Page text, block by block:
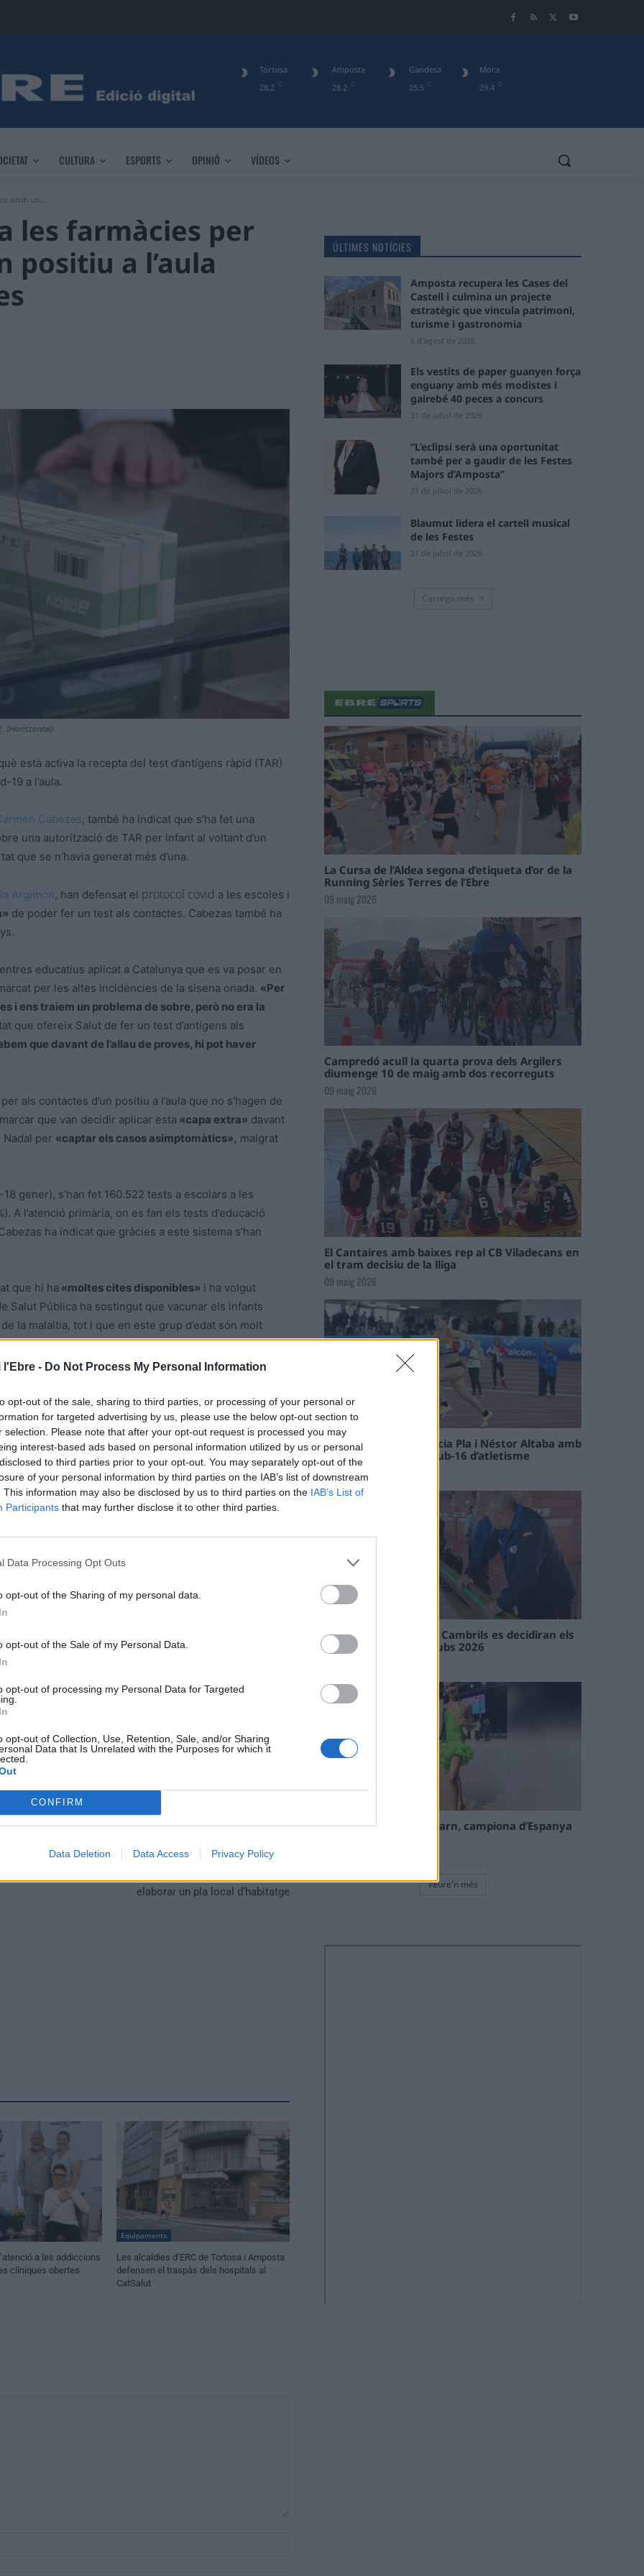
l'Ebre - Do Not Process My Personal Information
opt-out of the sale, sharing to third parties, or processing of your personal or
for targeted advertising by us, please use the below opt-out section to
selection. Please note that after your opt-out request is processed you may
interest-based ads based on personal information utilized by us or personal
to third parties prior to your opt-out. You may separately opt-out of the
of your personal information by third parties on the IAB’s list of downstream
This information may also be disclosed by us to third parties on the IAB’s List of
Participants that may further disclose it to other third parties.
Data Processing Opt Outs
opt-out of the Sharing of my personal data.
opt-out of the Sale of my Personal Data.
opt-out of processing my Personal Data for Targeted
opt-out of Collection, Use, Retention, Sale, and/or Sharing
Data that Is Unrelated with the Purposes for which it
CONFIRM
Data Deletion Data Access Privacy Policy
28.2 C
Tortosa
28.2 C
Amposta
25.5 C
Gandesa
29.4 C
Mora
CULTURA ESPORTS OPINIÓ VÍDEOS
amb un...
les farmàcies per
positiu a l’aula
(Horitzontal)
està activa la recepta del test d’antígens ràpid (TAR)
19 a l’aula.
Cabezas, també ha indicat que s’ha fet una
una autorització de TAR per infant al voltant d’un
que se n’havia generat més d’una.
Argimon, han defensat el protocol covid a les escoles i
de poder fer un test als contactes. Cabezas també ha
educatius aplicat a Catalunya que es va posar en
per les altes incidències de la sisena onada. «Per
i ens traiem un problema de sobre, però no era la
que ofereix Salut de fer un test d’antígens als
que davant de l’allau de proves, hi pot haver
als contactes d’un positiu a l’aula que no s’hagen de
que van decidir aplicar esta «capa extra» davant
Nadal per «captar els casos asimptomàtics», malgrat
gener), s’han fet 160.522 tests a escolars a les
A l’atenció primària, on es fan els tests d’educació
ha indicat que gràcies a este sistema s’han
que hi ha «moltes cites disponibles» i ha volgut
Salut Pública ha sostingut que vacunar els infants
la malaltia, tot i que en este grup d’edat són molt
mulisistèmica, ha recordat.
de la sisena onada
» en alguns indicadors de la sisena onada,
tot i que continua sent molt alta (22,83%). Amb
al pic de la sisena onada, sobretot perquè els canvis
incidències -per exemple, la possibilitat de declarar
poden utilitzar «de manera fiable»
utilitzant tests d’antígens caducats, la secretària de
que se’n podia allargar el període i utilitzar-
Article següent
elaborar un pla local d’habitatge
a les addiccions
clíniques obertes
Equipaments
Les alcaldies d’ERC de Tortosa i Amposta
defensen el traspàs dels hospitals al
CatSalut
ÚLTIMES NOTÍCIES
Amposta recupera les Cases del
Castell i culmina un projecte
estratègic que vincula patrimoni,
turisme i gastronomia
6 d'agost de 2026
Els vestits de paper guanyen força
enguany amb més modistes i
gairebé 40 peces a concurs
31 de juliol de 2026
“L’eclipsi serà una oportunitat
també per a gaudir de les Festes
Majors d’Amposta”
31 de juliol de 2026
Blaumut lidera el cartell musical
de les Festes
31 de juliol de 2026
Carrega més
La Cursa de l’Aldea segona d’etiqueta d’or de la
Running Sèries Terres de l’Ebre
09 maig 2026
Campredó acull la quarta prova dels Argilers
diumenge 10 de maig amb dos recorreguts
09 maig 2026
El Cantaires amb baixes rep al CB Viladecans en
el tram decisiu de la lliga
09 maig 2026
Paula Sintorres, Patrícia Pla i Néstor Altaba amb
la selecció catalana sub-16 d’atletisme
08 maig 2026
En les tirades de Flix i Cambrils es decidiran els
campions de l’Interclubs 2026
La tortosina Cinta Talarn, campiona d’Espanya
Veure'n més